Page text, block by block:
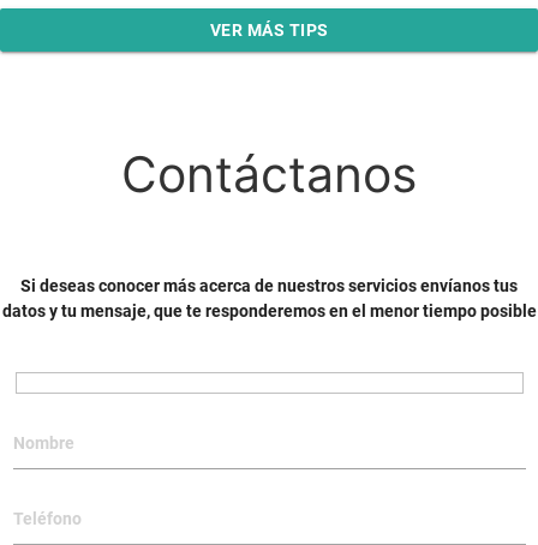
VER MÁS TIPS
Contáctanos
Si deseas conocer más acerca de nuestros servicios envíanos tus
datos y tu mensaje, que te responderemos en el menor tiempo posible